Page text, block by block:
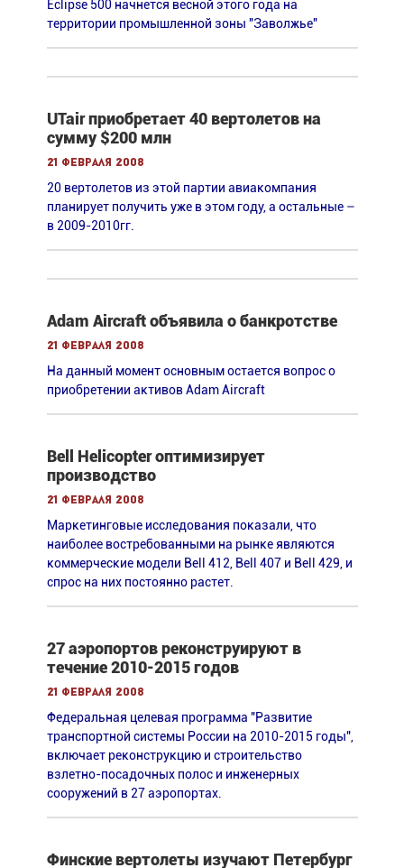
Eclipse 500 начнется весной этого года на
территории промышленной зоны "Заволжье"
UTair приобретает 40 вертолетов на
сумму $200 млн
21 февраля 2008
20 вертолетов из этой партии авиакомпания
планирует получить уже в этом году, а остальные –
в 2009-2010гг.
Adam Aircraft объявила о банкротстве
21 февраля 2008
На данный момент основным остается вопрос о
приобретении активов Adam Aircraft
Bell Helicopter оптимизирует
производство
21 февраля 2008
Маркетинговые исследования показали, что
наиболее востребованными на рынке являются
коммерческие модели Bell 412, Bell 407 и Bell 429, и
спрос на них постоянно растет.
27 аэропортов реконструируют в
течение 2010-2015 годов
21 февраля 2008
Федеральная целевая программа "Развитие
транспортной системы России на 2010-2015 годы",
включает реконструкцию и строительство
взлетно-посадочных полос и инженерных
сооружений в 27 аэропортах.
Финские вертолеты изучают Петербург